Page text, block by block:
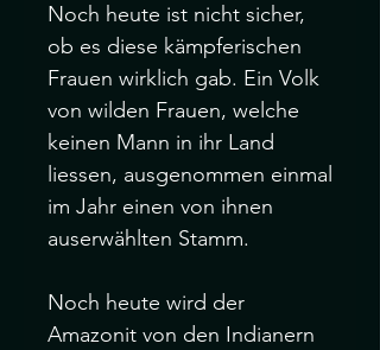
Noch heute ist nicht sicher,
ob es diese kämpferischen
Frauen wirklich gab. Ein Volk
von wilden Frauen, welche
keinen Mann in ihr Land
liessen, ausgenommen einmal
im Jahr einen von ihnen
auserwählten Stamm.
Noch heute wird der
Amazonit von den Indianern